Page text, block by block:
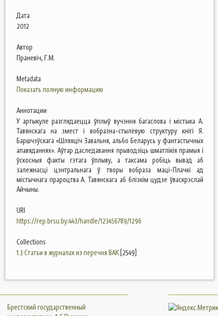
Дата
2012
Автор
Праневіч, Г.М.
Metadata
Показать полную информацию
Аннотации
У артыкуле разглядаецца ўплыў вучэння багаслова і містыка А.
Тавянскага на змест і вобразна-стылёвую структуру кнігі Я.
Баршчэўскага «Шляхціч Завальня, альбо Беларусь у фантастычных
апавяданнях». Аўтар даследавання прыводзіць шматлікія прамыя і
ўскосныя факты гэтага ўплыву, а таксама робіць вывад аб
залежнасці цэнтральнага ў творы вобраза маці-Плачкі ад
містычнага прароцтва А. Тавянскага аб блізкім цудзе ўваскрэслай
Айчыны.
URI
https://rep.brsu.by:443/handle/123456789/1296
Collections
1.3 Статьи в журналах из перечня ВАК [2549]
Брестский государственный